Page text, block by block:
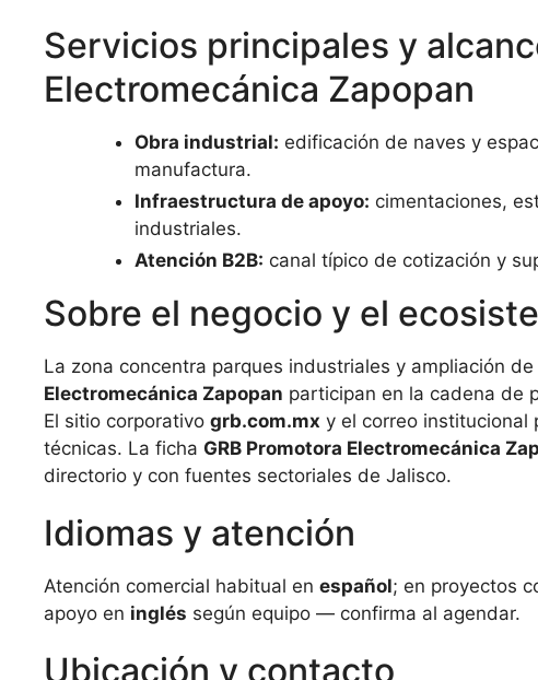
Servicios principales y
Electromecánica Zapopan
Obra industrial: edificación de naves y
manufactura.
Infraestructura de apoyo: cimentaciones,
industriales.
Atención B2B: canal típico de cotización y
Sobre el negocio y el
La zona concentra parques industriales y ampliación
Electromecánica Zapopan participan en la cadena de
El sitio corporativo grb.com.mx y el correo institucional
técnicas. La ficha GRB Promotora Electromecánica
directorio y con fuentes sectoriales de Jalisco.
Idiomas y atención
Atención comercial habitual en español; en proyectos
apoyo en inglés según equipo — confirma al agendar.
Ubicación y contacto